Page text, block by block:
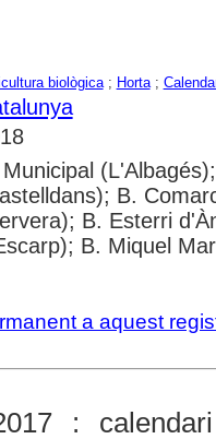
biològica; Horta;
B.
B. Esterri
B. Miquel
a aquest
: